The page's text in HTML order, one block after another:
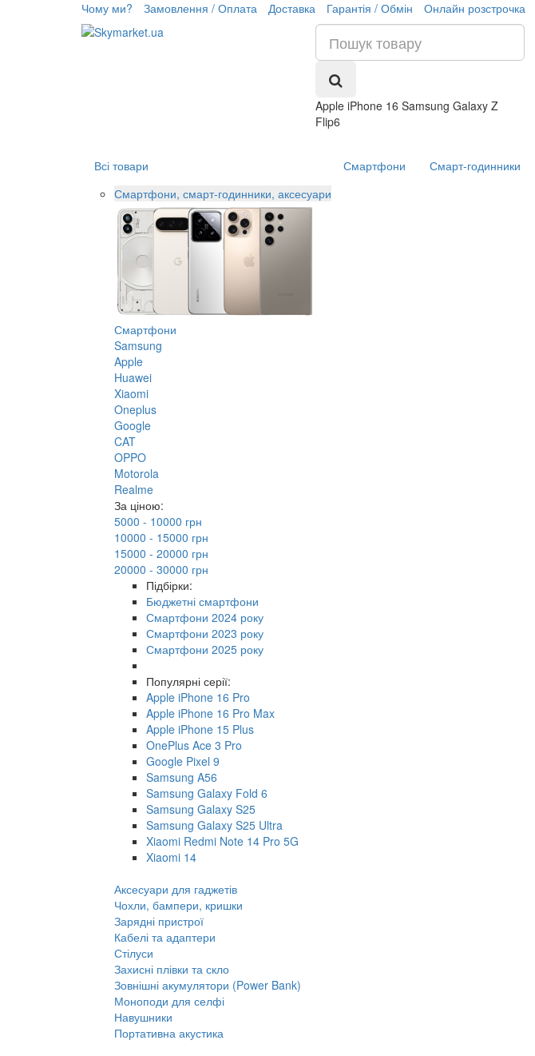
Чому ми? Замовлення / Оплата Доставка Гарантія / Обмін Онлайн розстрочка
Apple iPhone 16 Samsung Galaxy Z
Flip6
Всі товари
Смартфони, смарт-годинники, аксесуари
Смартфони
Samsung
Apple
Huawei
Xiaomi
Oneplus
Google
CAT
OPPO
Motorola
Realme
За ціною:
5000 - 10000 грн
10000 - 15000 грн
15000 - 20000 грн
20000 - 30000 грн
Підбірки:
Бюджетні смартфони
Смартфони 2024 року
Смартфони 2023 року
Смартфони 2025 року
Популярні серії:
Apple iPhone 16 Pro
Apple iPhone 16 Pro Max
Apple iPhone 15 Plus
OnePlus Ace 3 Pro
Google Pixel 9
Samsung A56
Samsung Galaxy Fold 6
Samsung Galaxy S25
Samsung Galaxy S25 Ultra
Xiaomi Redmi Note 14 Pro 5G
Xiaomi 14
Аксесуари для гаджетів
Чохли, бампери, кришки
Зарядні пристрої
Кабелі та адаптери
Стілуси
Захисні плівки та скло
Зовнішні акумулятори (Power Bank)
Моноподи для селфі
Навушники
Портативна акустика
Смартфони Смарт-годинники